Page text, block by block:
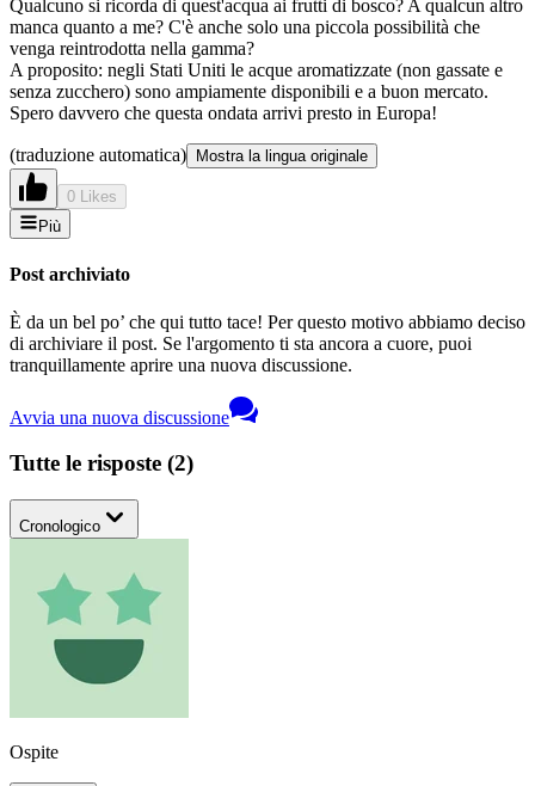
Qualcuno si ricorda di quest'acqua ai frutti di bosco? A qualcun altro
manca quanto a me? C'è anche solo una piccola possibilità che
venga reintrodotta nella gamma?
A proposito: negli Stati Uniti le acque aromatizzate (non gassate e
senza zucchero) sono ampiamente disponibili e a buon mercato.
Spero davvero che questa ondata arrivi presto in Europa!
(traduzione automatica) Mostra la lingua originale
0 Likes
Più
Post archiviato
È da un bel po’ che qui tutto tace! Per questo motivo abbiamo deciso
di archiviare il post. Se l'argomento ti sta ancora a cuore, puoi
tranquillamente aprire una nuova discussione.
Avvia una nuova discussione
Tutte le risposte (2)
Cronologico
Ospite